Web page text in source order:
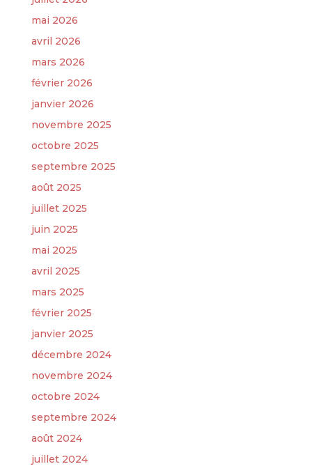
mai 2026
avril 2026
mars 2026
février 2026
janvier 2026
novembre 2025
octobre 2025
septembre 2025
août 2025
juillet 2025
juin 2025
mai 2025
avril 2025
mars 2025
février 2025
janvier 2025
décembre 2024
novembre 2024
octobre 2024
septembre 2024
août 2024
juillet 2024